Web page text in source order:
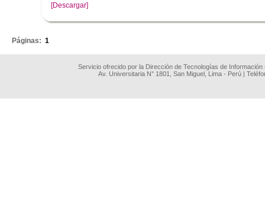
[Descargar]
Páginas: 1
Servicio ofrecido por la Dirección de Tecnologías de
Av. Universitaria N° 1801, San Miguel, Lima - Perú |